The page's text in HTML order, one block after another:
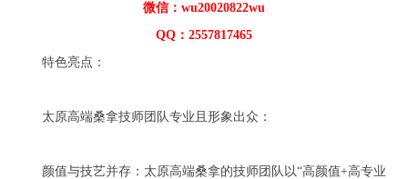
微信：wu20020822wu
QQ：2557817465
特色亮点：
太原高端桑拿技师团队专业且形象出众：
颜值与技艺并存：太原高端桑拿的技师团队以“高颜值+高专业